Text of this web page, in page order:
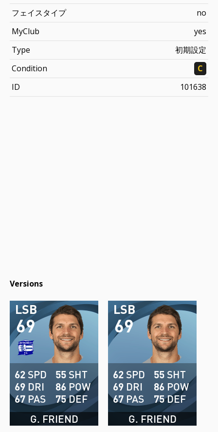
フェイスタイプ
no
MyClub
yes
Type
初期設定
Condition
C
ID
101638
Versions
69
LSB
G. FRIEND
62 SPD
69 DRI
67 PAS
55 SHT
86 POW
75DEF
69
LSB
G. FRIEND
62 SPD
69 DRI
67 PAS
55 SHT
86 POW
75DEF